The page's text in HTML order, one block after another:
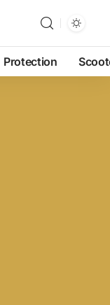
Protection